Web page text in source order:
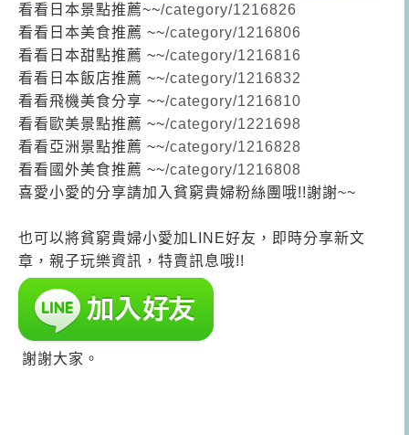
看看日本景點推薦~~/category/1216826
看看日本美食推薦 ~~/category/1216806
看看日本甜點推薦 ~~/category/1216816
看看日本飯店推薦 ~~/category/1216832
看看飛機美食分享 ~~/category/1216810
看看歐美景點推薦 ~~/category/1221698
看看 亞洲景點推薦 ~~/category/1216828
看看 國外美食推薦 ~~/category/1216808
喜愛小愛的分享請加入貧窮貴婦粉絲團哦!!謝謝~~
也可以將貧窮貴婦小愛加LINE好友，即時分享新文
章，親子玩樂資訊，特賣訊息哦!!
謝謝大家。